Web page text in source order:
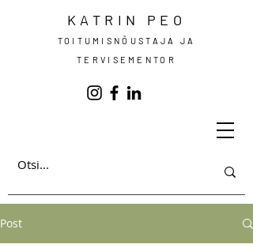
KATRIN PEO
TOITUMISNÕUSTAJA JA
TERVISEMENTOR
Post